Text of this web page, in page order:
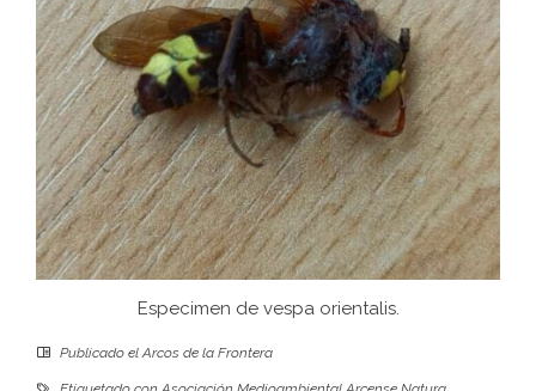
Especimen de vespa orientalis.
Publicado el Arcos de la Frontera